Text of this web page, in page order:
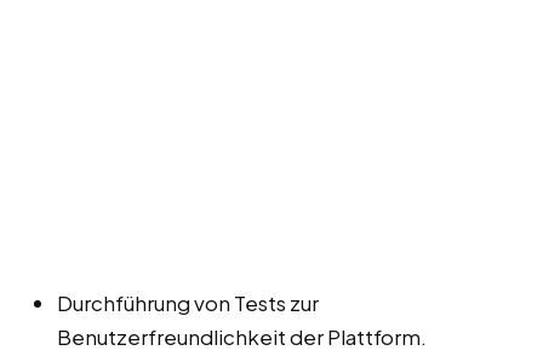
Durchführung von Tests zur
Benutzerfreundlichkeit der Plattform.